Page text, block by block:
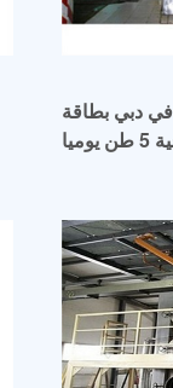
دبي بطاقة
يوميا